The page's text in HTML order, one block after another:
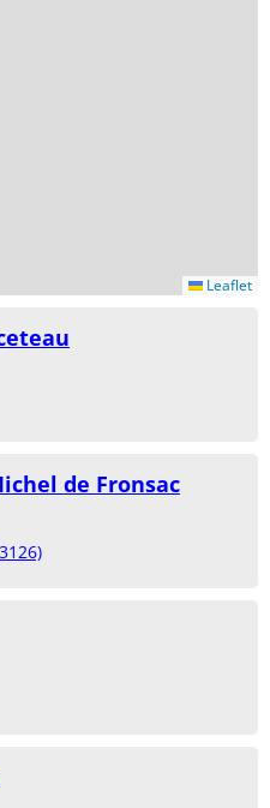
Leaflet
de Fronsac